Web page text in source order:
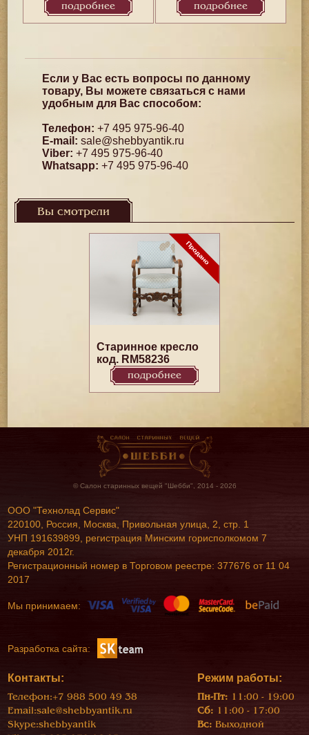
подробнее подробнее
Если у Вас есть вопросы по данному
товару, Вы можете связаться с нами
удобным для Вас способом:
Телефон: +7 495 975-96-40
E-mail: sale@shebbyantik.ru
Viber: +7 495 975-96-40
Whatsapp: +7 495 975-96-40
Вы смотрели
Старинное кресло
код. RM58236
подробнее
© Салон старинных вещей "Шебби", 2014 - 2026
ООО "Технолад Сервис"
220100, Россия, Москва, Привольная улица, 2, стр. 1
УНП 191639899, регистрация Минским горисполкомом 7
декабря 2012г.
Регистрационный номер в Торговом реестре: 377676 от 11 04
2017
Мы принимаем:
Разработка сайта:
Контакты:
Телефон:+7 988 500 49 38
Email:sale@shebbyantik.ru
Skype:shebbyantik
Режим работы:
Пн-Пт: 11:00 - 19:00
Сб: 11:00 - 17:00
Вс: Выходной